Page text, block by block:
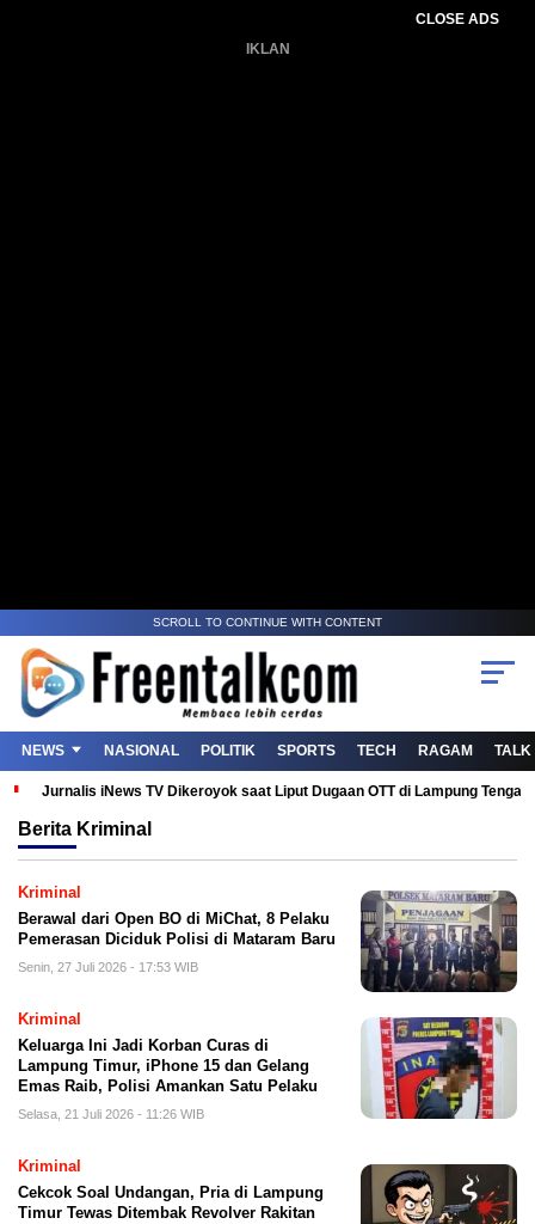
CLOSE ADS
IKLAN
SCROLL TO CONTINUE WITH CONTENT
NEWS NASIONAL POLITIK SPORTS TECH RAGAM TALK
Jurnalis iNews TV Dikeroyok saat Liput Dugaan OTT di Lampung
Berita Kriminal
Kriminal
Berawal dari Open BO di MiChat, 8 Pelaku
Pemerasan Diciduk Polisi di Mataram Baru
Senin, 27 Juli 2026 - 17:53 WIB
Kriminal
Keluarga Ini Jadi Korban Curas di
Lampung Timur, iPhone 15 dan Gelang
Emas Raib, Polisi Amankan Satu Pelaku
Selasa, 21 Juli 2026 - 11:26 WIB
Kriminal
Cekcok Soal Undangan, Pria di Lampung
Timur Tewas Ditembak Revolver Rakitan